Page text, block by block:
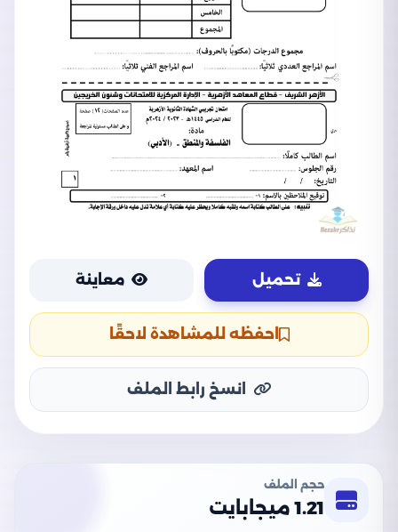
تحميل معاينة
احفظه للمشاهدة لاحقًا
انسخ رابط الملف
حجم الملف
1.21 ميجابايت